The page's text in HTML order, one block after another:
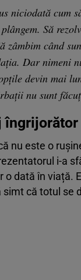
niciodată cum
Să
zâmbim când
Dar nimeni
devin mai
nu sunt
îngrijorător
nu este o
i-a
o dată în viață.
că totul se